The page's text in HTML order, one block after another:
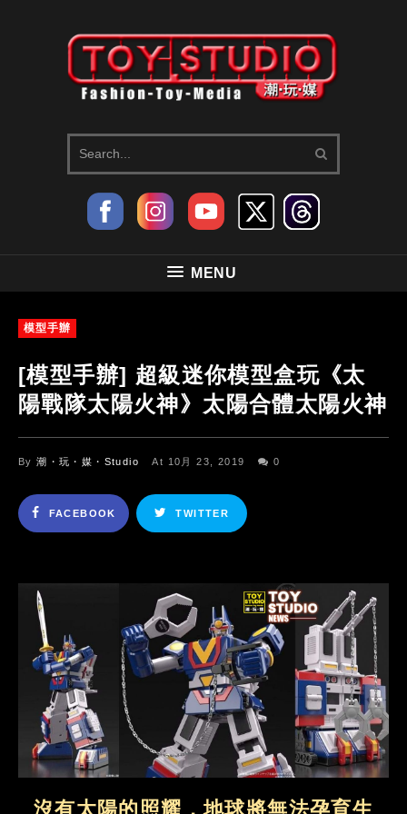
MENU
模型手辦
[模型手辦] 超級迷你模型盒玩《太
陽戰隊太陽火神》太陽合體太陽火神
By潮・玩・媒・Studio At 10月 23, 2019 0
FACEBOOK TWITTER
沒有太陽的照耀，地球將無法孕育生